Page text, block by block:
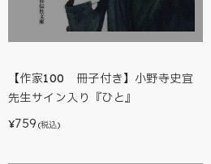
【作家100 冊子付き】小野寺史宜
先生サイン入り『ひと』
¥759 (税込)